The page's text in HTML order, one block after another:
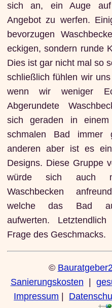
sich an, ein Auge
Angebot zu werfen.
bevorzugen
eckigen, sondern runde
Dies ist gar nicht mal so
schließlich fühlen wir
wenn wir weniger
Abgerundete
sich geraden in
schmalen Bad
anderen aber ist es
Designs. Diese Gruppe
würde sich auch
Waschbecken
welche das Bad
aufwerten.
Frage des Geschmacks.
©
Sanierungskosten
Impressum